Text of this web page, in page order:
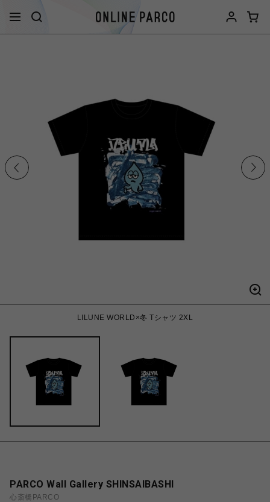
LILUNE WORLD×冬 Tシャツ 2XL
PARCO Wall Gallery SHINSAIBASHI
心斎橋PARCO